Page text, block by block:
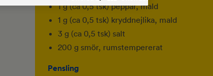
1 g (ca 0,5 tsk) peppar, mald
1 g (ca 0,5 tsk) kryddnejlika, mald
3 g (ca 0,5 tsk) salt
200 g smör, rumstempererat
Pensling